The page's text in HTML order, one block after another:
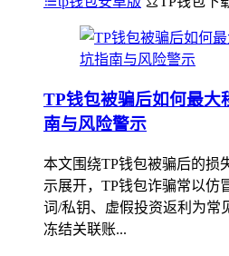
TP钱包被骗后如何最大
南与风险警示
本文围绕TP钱包被骗后的损
示展开，TP钱包诈骗常以仿
词/私钥、虚假投资返利为常
冻结关联账...